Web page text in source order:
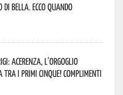
di Bella. Ecco quando
Acerenza, l’orgoglio
i primi cinque! Complimenti